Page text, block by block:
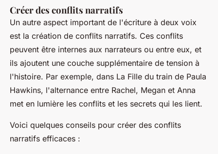
Créer des conflits narratifs
Un autre aspect important de l'écriture à deux voix
est la création de conflits narratifs. Ces conflits
peuvent être internes aux narrateurs ou entre eux, et
ils ajoutent une couche supplémentaire de tension à
l'histoire. Par exemple, dans La Fille du train de Paula
Hawkins, l'alternance entre Rachel, Megan et Anna
met en lumière les conflits et les secrets qui les lient.
Voici quelques conseils pour créer des conflits
narratifs efficaces :